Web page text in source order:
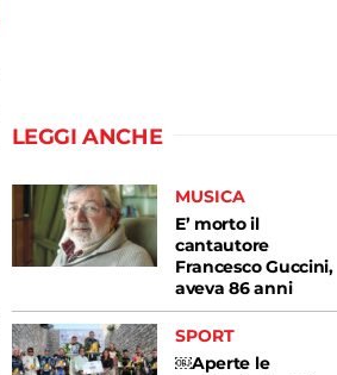
LEGGI ANCHE
MUSICA
E’ morto il
cantautore
Francesco Guccini,
aveva 86 anni
SPORT
￼Aperte le